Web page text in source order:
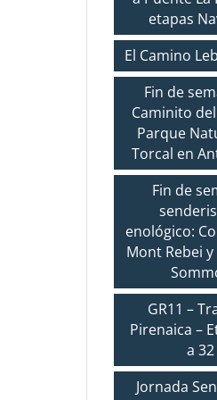
etapas
El Camino
Fin de
Caminito del
Parque
Torcal en
Fin de
enológico:
Mont Rebei
GR11 –
Pirenaica –
a 32
Jornada